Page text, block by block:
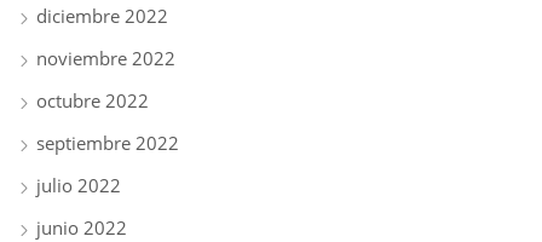
diciembre 2022
noviembre 2022
octubre 2022
septiembre 2022
julio 2022
junio 2022